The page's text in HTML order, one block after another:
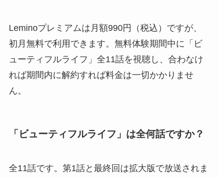
Leminoプレミアムは月額990円（税込）ですが、
初月無料で利用できます。無料体験期間中に「ビ
ューティフルライフ」全11話を視聴し、合わなけ
れば期間内に解約すれば料金は一切かかりませ
ん。
「ビューティフルライフ」は全何話ですか？
全11話です。第1話と最終回は拡大版で放送されま